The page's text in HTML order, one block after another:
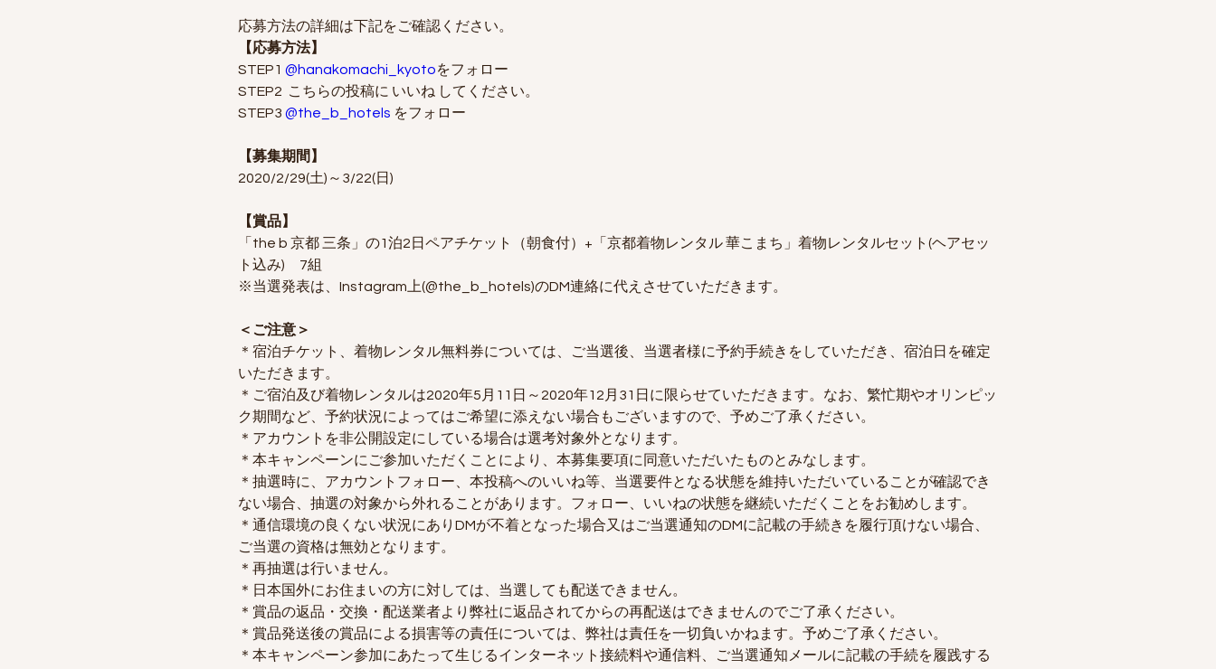
応募方法の詳細は下記をご確認ください。
【応募方法】
STEP1 @hanakomachi_kyotoをフォロー
STEP2  こちらの投稿に いいね してください。
STEP3 @the_b_hotels をフォロー
【募集期間】
2020/2/29(土)～3/22(日)
【賞品】
「the b 京都 三条」の1泊2日ペアチケット（朝食付）+「京都着物レンタル 華こまち」着物レンタルセット(ヘアセッ
ト込み)　7組
※当選発表は、Instagram上(@the_b_hotels)のDM連絡に代えさせていただきます。
＜ご注意＞
＊宿泊チケット、着物レンタル無料券については、ご当選後、当選者様に予約手続きをしていただき、宿泊日を確定
いただきます。
＊ご宿泊及び着物レンタルは2020年5月11日～2020年12月31日に限らせていただきます。なお、繁忙期やオリンピッ
ク期間など、予約状況によってはご希望に添えない場合もございますので、予めご了承ください。
＊アカウントを非公開設定にしている場合は選考対象外となります。
＊本キャンペーンにご参加いただくことにより、本募集要項に同意いただいたものとみなします。
＊抽選時に、アカウントフォロー、本投稿へのいいね等、当選要件となる状態を維持いただいていることが確認でき
ない場合、抽選の対象から外れることがあります。フォロー、いいねの状態を継続いただくことをお勧めします。
＊通信環境の良くない状況にありDMが不着となった場合又はご当選通知のDMに記載の手続きを履行頂けない場合、
ご当選の資格は無効となります。
＊再抽選は行いません。
＊日本国外にお住まいの方に対しては、当選しても配送できません。
＊賞品の返品・交換・配送業者より弊社に返品されてからの再配送はできませんのでご了承ください。
＊賞品発送後の賞品による損害等の責任については、弊社は責任を一切負いかねます。予めご了承ください。
＊本キャンペーン参加にあたって生じるインターネット接続料や通信料、ご当選通知メールに記載の手続を履践する